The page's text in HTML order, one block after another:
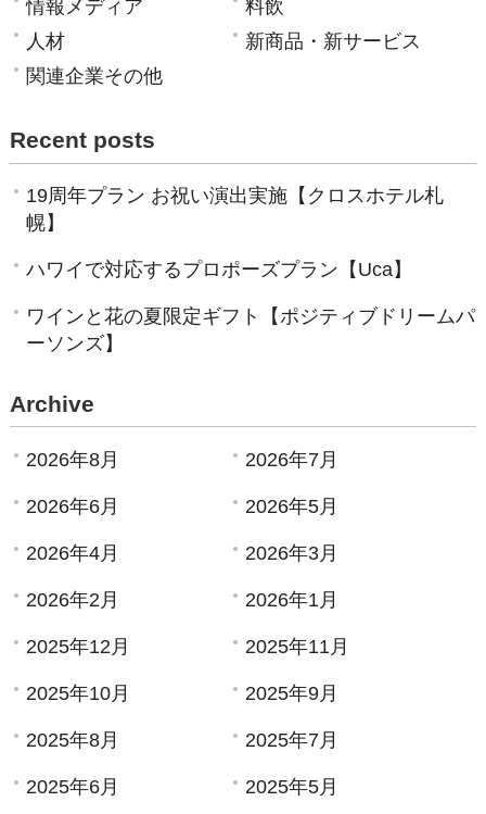
情報メディア
料飲
人材
新商品・新サービス
関連企業その他
Recent posts
19周年プラン お祝い演出実施【クロスホテル札
幌】
ハワイで対応するプロポーズプラン【Uca】
ワインと花の夏限定ギフト【ポジティブドリームパ
ーソンズ】
Archive
2026年8月 2026年7月
2026年6月 2026年5月
2026年4月 2026年3月
2026年2月 2026年1月
2025年12月 2025年11月
2025年10月 2025年9月
2025年8月 2025年7月
2025年6月 2025年5月